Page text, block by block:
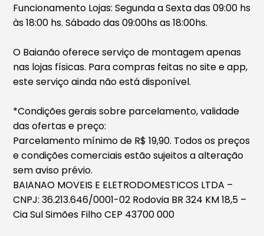
Funcionamento Lojas: Segunda a Sexta das 09:00 hs
às 18:00 hs. Sábado das 09:00hs as 18:00hs.
O Baianão oferece serviço de montagem apenas
nas lojas físicas. Para compras feitas no site e app,
este serviço ainda não está disponível.
*Condições gerais sobre parcelamento, validade
das ofertas e preço:
Parcelamento mínimo de R$ 19,90. Todos os preços
e condições comerciais estão sujeitos a alteração
sem aviso prévio.
BAIANAO MOVEIS E ELETRODOMESTICOS LTDA –
CNPJ: 36.213.646/0001-02 Rodovia BR 324 KM 18,5 –
Cia Sul Simões Filho CEP 43700 000